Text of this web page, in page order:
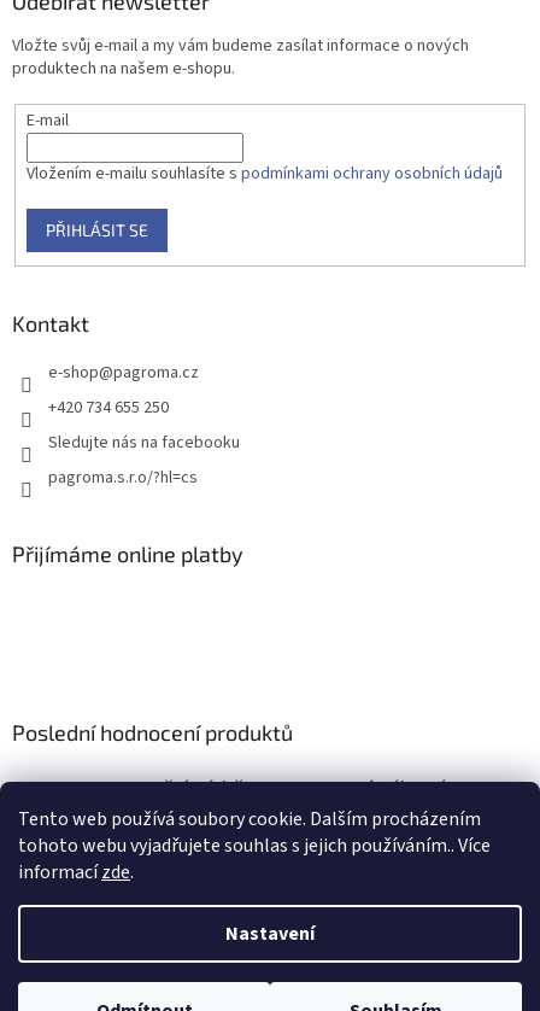
Tento web používá soubory cookie. Dalším procházením
tohoto webu vyjadřujete souhlas s jejich používáním.. Více
informacízde.
Nastavení
Vložte svůj e-mail a my vám budeme zasílat informace o nových
produktech na našem e-shopu.
E-mail
Vložením e-mailu souhlasíte s podmínkami ochrany osobních údajů
PŘIHLÁSIT SE
Kontakt
e-shop@pagroma.cz
+420 734 655 250
Sledujte nás na facebooku
pagroma.s.r.o/?hl=cs
Přijímáme online platby
Poslední hodnocení produktů
Retenční nádrž nesamonosná válcová 9m3
Hodnocení produktu je 5 z 5 hvězdiček.
|
Vytvořil Shoptet